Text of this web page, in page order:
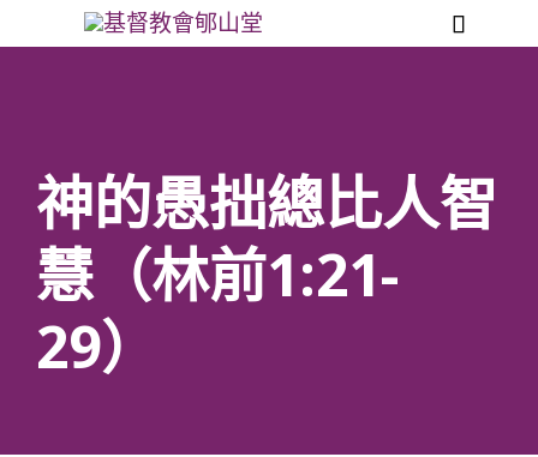

神的愚拙總比人智
慧（林前1:21-
29）